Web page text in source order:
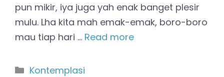
pun mikir, iya juga yah enak banget plesir
mulu. Lha kita mah emak-emak, boro-boro
mau tiap hari … Read more
Kategori
Kontemplasi